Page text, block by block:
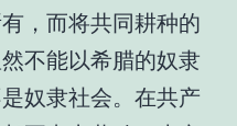
，而将共同耕种的
不能以希腊的奴隶
奴隶社会。在共产